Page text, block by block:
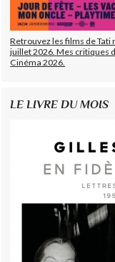
Retrouvez les films de
juillet 2026. Mes critiques
Cinéma 2026.
LE LIVRE DU MOIS